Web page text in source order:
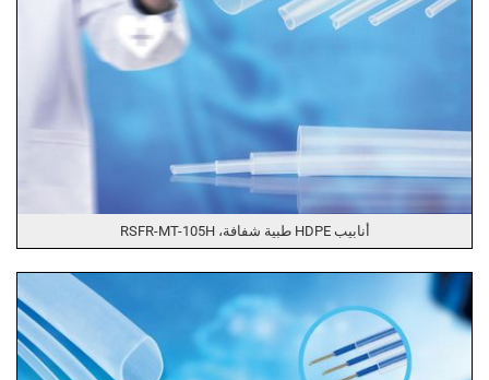
أنابيب HDPE طبية شفافة، RSFR-MT-105H